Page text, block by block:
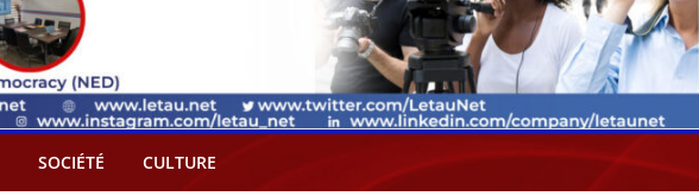
SOCIÉTÉ CULTURE